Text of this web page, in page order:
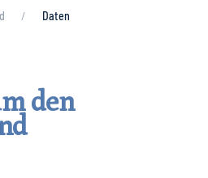
Daten
den